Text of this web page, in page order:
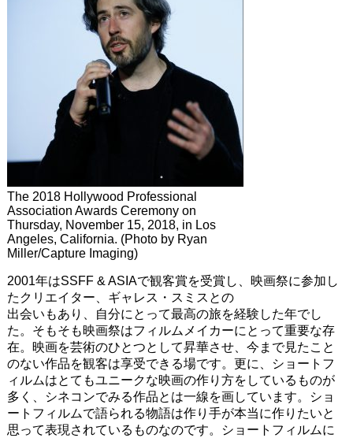
The 2018 Hollywood Professional
Association Awards Ceremony on
Thursday, November 15, 2018, in Los
Angeles, California. (Photo by Ryan
Miller/Capture Imaging)
2001年はSSFF & ASIAで観客賞を受賞し、映画祭に参加し
たクリエイター、ギャレス・スミスとの
出会いもあり、自分にとって最高の旅を経験した年でし
た。そもそも映画祭はフィルムメイカーにとって重要な存
在。映画を芸術のひとつとして昇華させ、今まで見たこと
のない作品を観客は享受できる場です。更に、ショートフ
ィルムはとてもユニークな映画の作り方をしているものが
多く、シネコンでみる作品とは一線を画しています。ショ
ートフィルムで語られる物語は作り手が本当に作りたいと
思って表現されているものなのです。ショートフィルムに